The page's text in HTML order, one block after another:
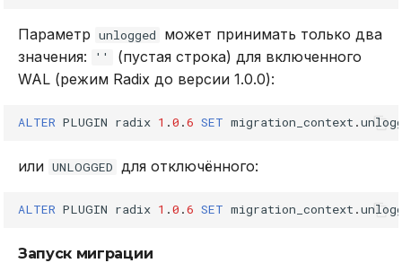
scard
Параметр unlogged
может принимать только два
значения:
''
(пустая строка) для включенного
WAL (режим Radix до версии 1.0.0):
ALTER PLUGIN radix 1 .0 .6 SET migration_context .
или UNLOGGED для отключённого:
ALTER PLUGIN radix 1 .0 .6 SET migration_context .
Запуск миграции